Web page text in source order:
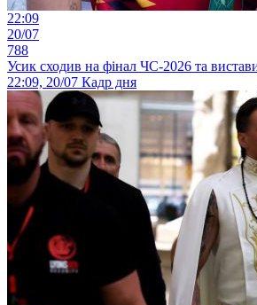
22:09
20/07
788
Усик сходив на фінал ЧС-2026 та
22:09, 20/07 Кадр дня